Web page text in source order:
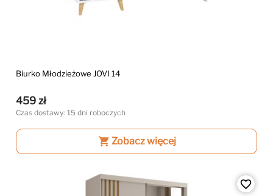
Biurko Młodzieżowe JOVI 14
459 zł
Czas dostawy: 15 dni roboczych
shopping_cart Zobacz więcej
favorite_border